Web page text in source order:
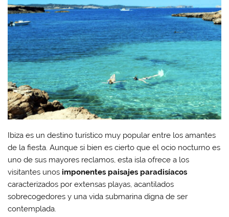
Ibiza es un destino turístico muy popular entre los amantes
de la fiesta. Aunque si bien es cierto que el ocio nocturno es
uno de sus mayores reclamos, esta isla ofrece a los
visitantes unos imponentes paisajes paradisíacos
caracterizados por extensas playas, acantilados
sobrecogedores y una vida submarina digna de ser
contemplada.